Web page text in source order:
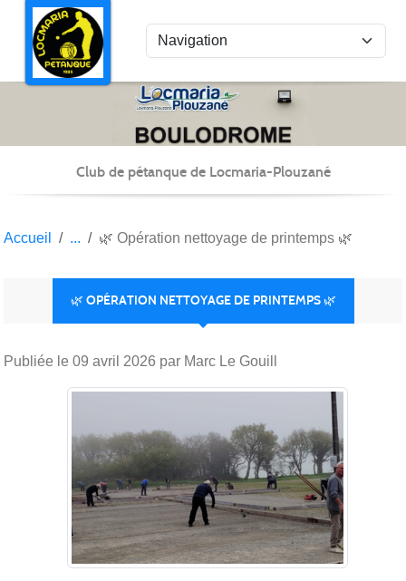
Club de pétanque de Locmaria-Plouzané
Accueil 🌿 Opération nettoyage de printemps 🌿
🌿 OPÉRATION NETTOYAGE DE PRINTEMPS 🌿
Publiée le 09 avril 2026 par Marc Le Gouill
Panneau de gestion des cookies